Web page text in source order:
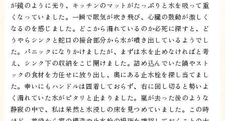
が鏡のように光り、キッチンのマットがたっぷりと水を吸って重
くなっていました。一瞬で眠気が吹き飛び、心臓の鼓動が激しく
なるのを感じました。どこから漏れているのか必死に探すと、ど
うやらシンクと蛇口の接合部分から水が噴き出しているようでし
た。パニックになりかけましたが、まずは水を止めなければと考
え、シンク下の収納をこじ開けました。詰め込んでいた鍋やスト
ックの食材を力任せに放り出し、奥にある止水栓を探し当てまし
た。幸いにもハンドルは固着しておらず、右に回し切ると勢いよ
く漏れていた水がピタリと止まりました。嵐が去った後のような
静寂の中で、私は呆然と水浸しの床を見つめていました。この時